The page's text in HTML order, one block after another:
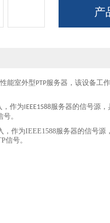
产
能室外型PTP服务器，该设备工
，作为IEEE1588服务器的信号源，
号。
，作为IEEE1588服务器的信号
信号。